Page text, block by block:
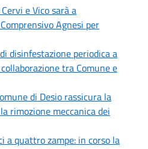
e Vico sarà a
Agnesi per
disinfestazione periodica a
tra Comune e
di Desio rassicura la
rimozione meccanica dei
a quattro zampe: in corso la